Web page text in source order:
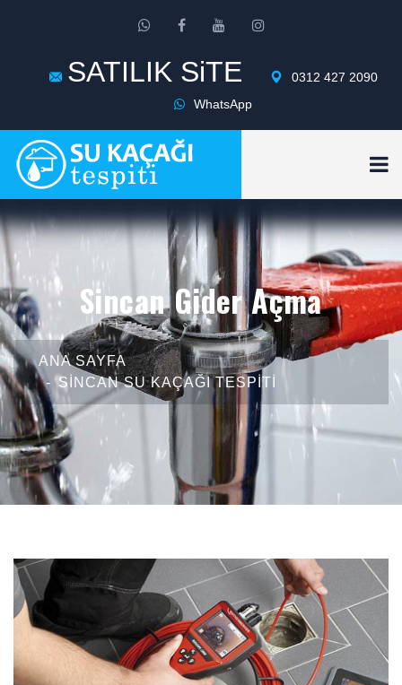
SATILIK SiTE
0312 427 2090
WhatsApp
Sincan Gider Açma
ANA SAYFA
SINCAN SU KAÇAĞI TESPITI